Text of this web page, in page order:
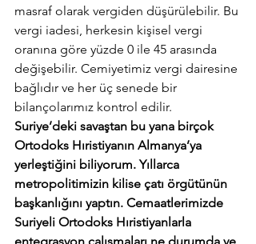
masraf olarak vergiden düşürülebilir. Bu
vergi iadesi, herkesin kişisel vergi
oranına göre yüzde 0 ile 45 arasında
değişebilir. Cemiyetimiz vergi dairesine
bağlıdır ve her üç senede bir
bilançolarımız kontrol edilir.
Suriye’deki savaştan bu yana birçok
Ortodoks Hıristiyanın Almanya’ya
yerleştiğini biliyorum. Yıllarca
metropolitimizin kilise çatı örgütünün
başkanlığını yaptın. Cemaatlerimizde
Suriyeli Ortodoks Hıristiyanlarla